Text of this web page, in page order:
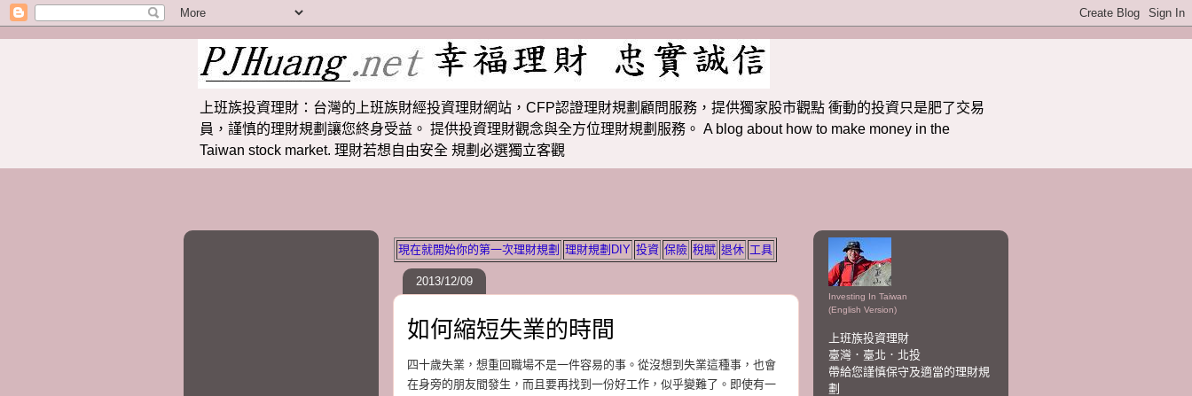
上班族投資理財：台灣的上班族財經投資理財網站，CFP認證理財規劃顧問服務，提供獨家股市觀點 衝動的投資只是肥了交易
員，謹慎的理財規劃讓您終身受益。 提供投資理財觀念與全方位理財規劃服務。 A blog about how to make money in the
Taiwan stock market. 理財若想自由安全 規劃必選獨立客觀
現在就開始你的第一次理財規劃 理財規劃DIY 投資 保險 稅賦 退休 工具
2013/12/09
如何縮短失業的時間
四十歲失業，想重回職場不是一件容易的事。從沒想到失業這種事，也會
在身旁的朋友間發生，而且要再找到一份好工作，似乎變難了。即使有一
Investing In Taiwan
(English Version)
上班族投資理財
臺灣．臺北．北投
帶給您謹慎保守及適當的理財規
劃